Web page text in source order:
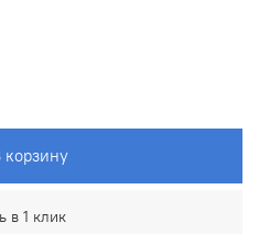
корзину
в 1 клик